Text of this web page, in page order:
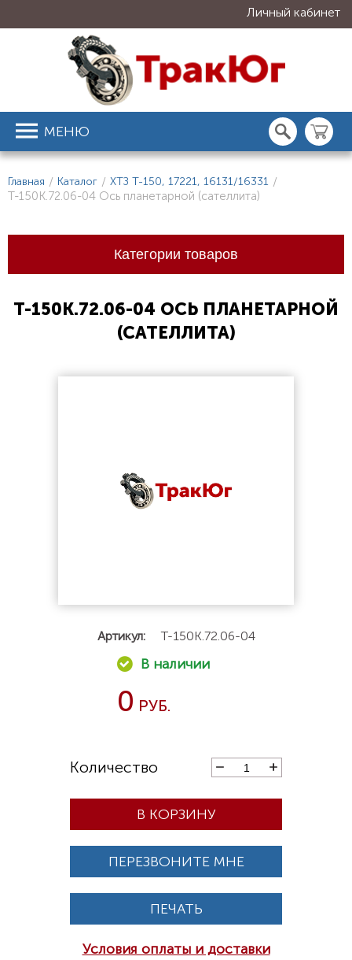
Личный кабинет
МЕНЮ
Главная / Каталог / ХТЗ Т-150, 17221, 16131/16331 /
Т-150К.72.06-04 Ось планетарной (сателлита)
Категории товаров
Т-150К.72.06-04 ОСЬ ПЛАНЕТАРНОЙ
(САТЕЛЛИТА)
Артикул: Т-150К.72.06-04
0
В КОРЗИНУ
ПЕРЕЗВОНИТЕ МНЕ
ПЕЧАТЬ
Условия оплаты и доставки